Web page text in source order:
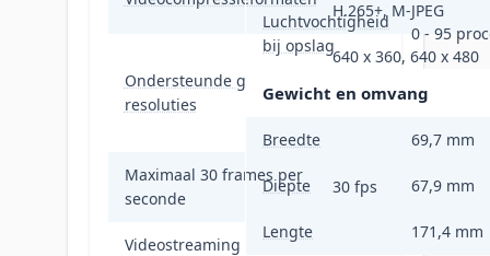
H.265+, M-JPEG
Ondersteunde grafische
resoluties
640 x 360, 640 x 480
720), 1920 x 1080 (HD
Maximaal 30 frames per
seconde
30 fps
Videostreaming
Luchtvochtigheid
bij opslag
0 - 95
Gewicht en omvang
Breedte 69,7 mm
Diepte 67,9 mm
Lengte 171,4 mm